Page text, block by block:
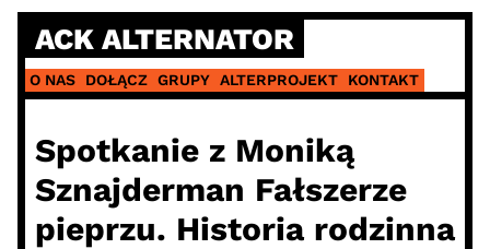
Skip
content
ACK ALTERNATOR
O NAS DOŁĄCZ GRUPY ALTERPROJEKT KONTAKT
Spotkanie z Moniką
Sznajderman Fałszerze
pieprzu. Historia rodzinna